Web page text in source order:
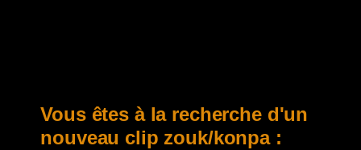
Vous êtes à la recherche d'un
nouveau clip zouk/konpa :